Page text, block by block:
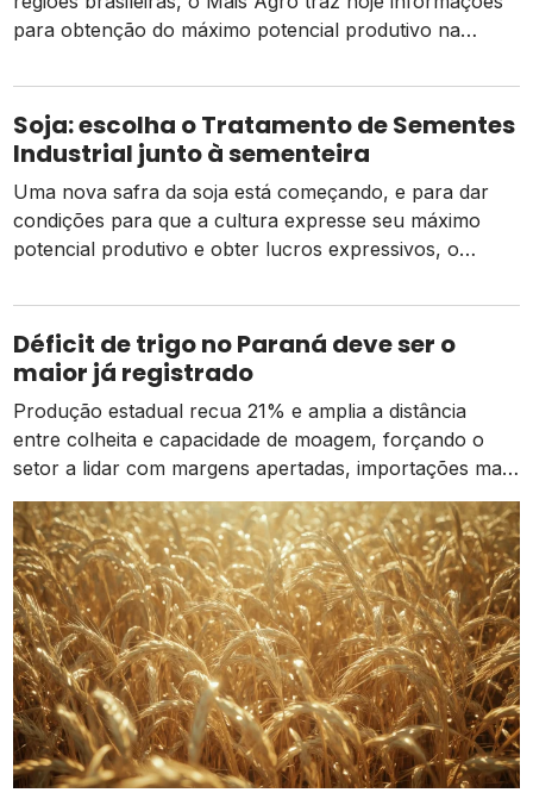
para obtenção do máximo potencial produtivo na
estabelecimento inicial da lavoura para uma colheita de
sucesso. Um dos fatores mais importantes para uma
lavoura potente é o processo de semeadura. […]
Soja: escolha o Tratamento de Sementes
Industrial junto à sementeira
Uma nova safra da soja está começando, e para dar
condições para que a cultura expresse seu máximo
potencial produtivo e obter lucros expressivos, o
início da implantação da cultura, incluindo o tratamento
de sementes como estratégia fundamental para
proteger a lavoura das ameaças iniciais. As tecnologias
Déficit de trigo no Paraná deve ser o
maior já registrado
Produção estadual recua 21% e amplia a distância
entre colheita e capacidade de moagem, forçando o
setor a lidar com margens apertadas, importações mais
caras e o risco de um El Niño intenso